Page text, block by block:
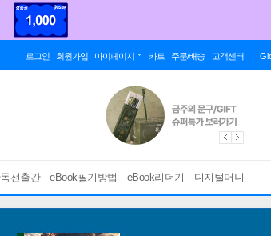
로그인 회원가입 마이페이지 카트 주문/배송 고객센터
선출간 eBook필기방법 eBook리더기 디지털머니